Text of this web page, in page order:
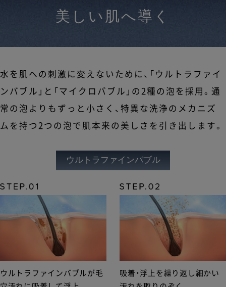
美しい肌へ導く
水を肌への刺激に変えないために、「ウルトラファイ
ンバブル」と「マイクロバブル」の2種の泡を採用。通
常の泡よりもずっと小さく、特異な洗浄のメカニズ
ムを持つ2つの泡で肌本来の美しさを引き出します。
ウルトラファインバブル
ウルトラファインバブルが毛
吸着・浮上を繰り返し細かい